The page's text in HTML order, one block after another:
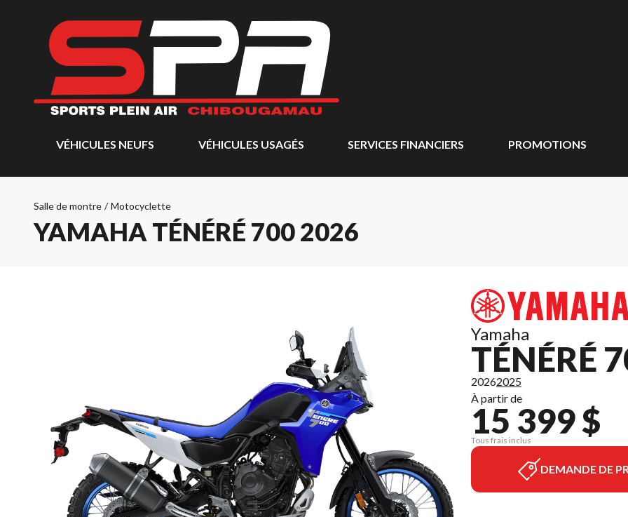
VÉHICULES NEUFS VÉHICULES USAGÉS SERVICES FINANCIERS PROMOTIONS
Salle de montre / Motocyclette
YAMAHA TÉNÉRÉ 700 2026
Yamaha
TÉNÉRÉ
20262025
À partir de
15 399 $
Tous frais inclus
DEMANDE DE